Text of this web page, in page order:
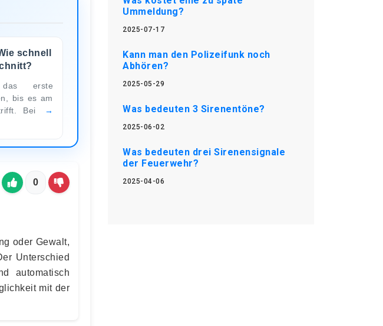
schnell
erste
bis es am
Bei
0
oder Gewalt,
Unterschied
automatisch
mit der
Ummeldung?
2025-07-17
Kann man den Polizeifunk noch
Abhören?
2025-05-29
Was bedeuten 3 Sirenentöne?
2025-06-02
Was bedeuten drei Sirenensignale
der Feuerwehr?
2025-04-06